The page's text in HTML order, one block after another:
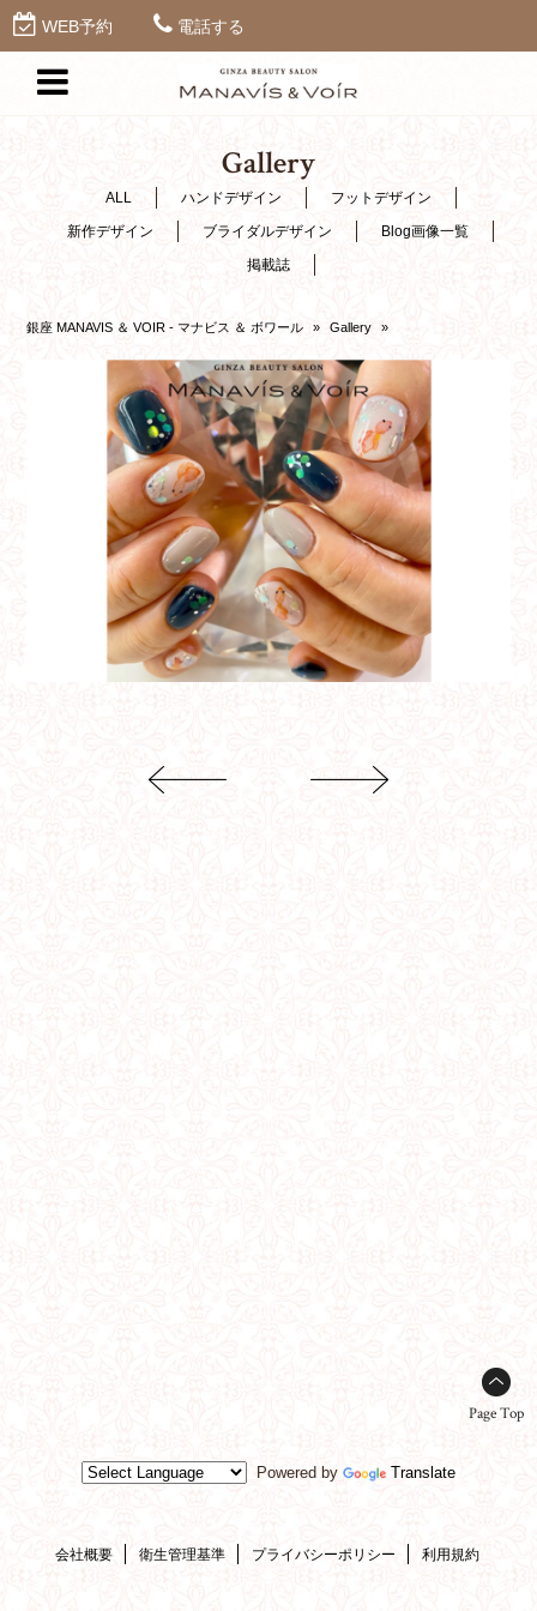
WEB予約 電話する
Gallery
ALL ハンドデザイン
フットデザイン
新作デザイン
ブライダルデザイン
Blog画像一覧
掲載誌
銀座 MANAVIS ＆ VOIR - マナビス ＆ ボワール » Gallery »
Page Top
Powered by Translate
会社概要 衛生管理基準 プライバシーポリシー 利用規約